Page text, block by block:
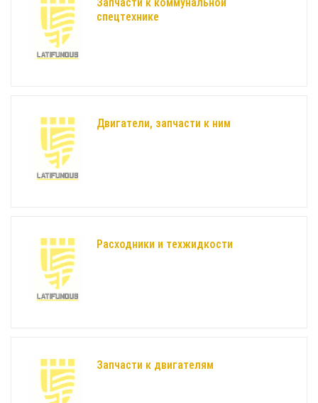
спецтехнике
Двигатели, запчасти к ним
Расходники и техжидкости
Запчасти к двигателям